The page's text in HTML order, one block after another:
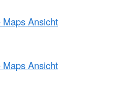
Ansicht
Ansicht